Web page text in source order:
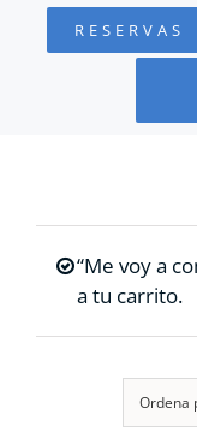
FUNDACIÓN
RESERVAS
“Me voy a
a tu carrito.
Ordena